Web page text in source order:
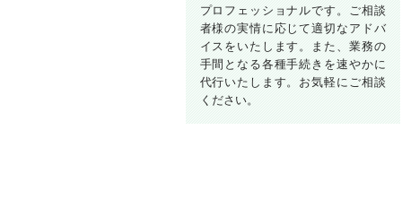
プロフェッショナルです。ご相談
者様の実情に応じて適切なアドバ
イスをいたします。また、業務の
手間となる各種手続きを速やかに
代行いたします。お気軽にご相談
ください。